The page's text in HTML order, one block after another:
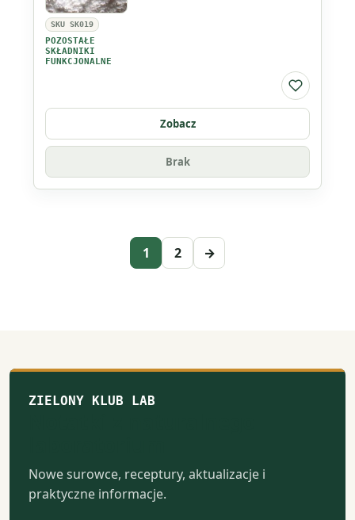
SKU SK019
POZOSTAŁE
SKŁADNIKI
FUNKCJONALNE
Do listy
Zobacz
Brak
1 2 →
ZIELONY KLUB LAB
Nowe surowce, receptury, aktualizacje i
praktyczne informacje.